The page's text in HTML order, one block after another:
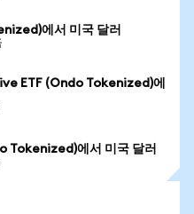
에서 미국 달러
ETF (Ondo Tokenized)에
Tokenized)에서 미국 달러